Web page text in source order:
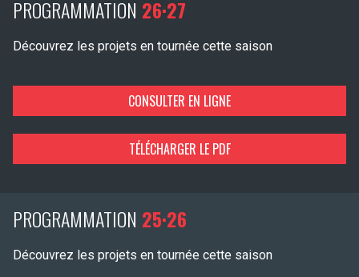
PROGRAMMATION 26·27
Découvrez les projets en tournée cette saison
CONSULTER EN LIGNE
TÉLÉCHARGER LE PDF
PROGRAMMATION 25·26
Découvrez les projets en tournée cette saison